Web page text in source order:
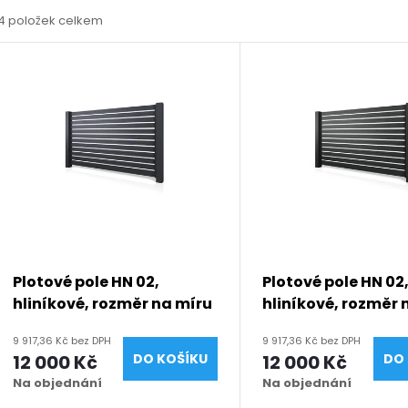
položek celkem
Plotové pole HN 02,
hliníkové, rozměr na míru
výška 750 - 2000 mm),
antracit RAL 7016 matná
9 917,36 Kč bez DPH
12 000 Kč
Na objednání
DO KOŠÍKU
Plotové pole HN 02,
hliníkové, rozměr
výška 750 - 2000
černá RAL 9005
9 917,36 Kč bez DPH
12 000 Kč
Na objednání
DO